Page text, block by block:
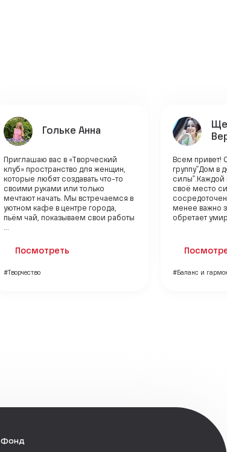
Гольке Анна
Приглашаю вас в «Творческий
клуб» пространство для женщин,
которые любят создавать что-то
своими руками или только
мечтают начать. Мы встречаемся в
уютном кафе в центре города,
пьём чай, показываем свои работы
...
Посмотреть
#Творчество
Всем привет!
группу"Дом в
силы".Каждой
своё место
менее важно
обретает
#Баланс и
Фонд